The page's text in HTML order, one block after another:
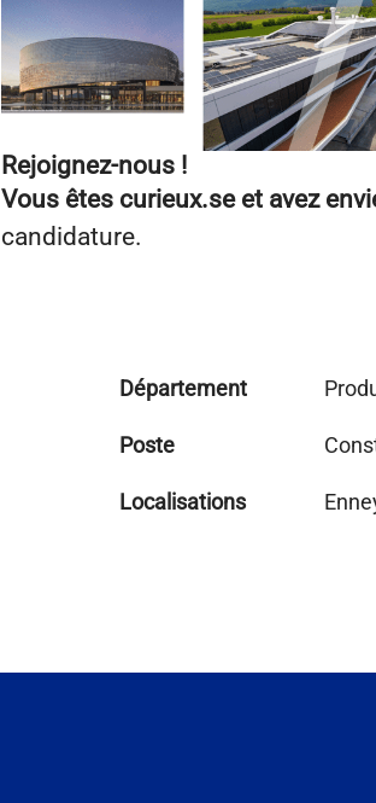
Rejoignez-nous !
Vous êtes curieux.se et avez
candidature.
Département
Poste
Localisations